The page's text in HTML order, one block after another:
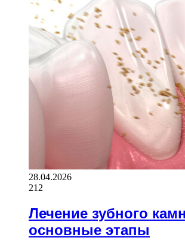
28.04.2026
212
Лечение зубного
основные этапы